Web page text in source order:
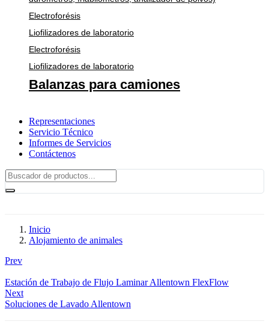
Electroforésis
Liofilizadores de laboratorio
Electroforésis
Liofilizadores de laboratorio
Balanzas para camiones
Representaciones
Servicio Técnico
Informes de Servicios
Contáctenos
Inicio
Alojamiento de animales
Prev
Estación de Trabajo de Flujo Laminar Allentown FlexFlow
Next
Soluciones de Lavado Allentown